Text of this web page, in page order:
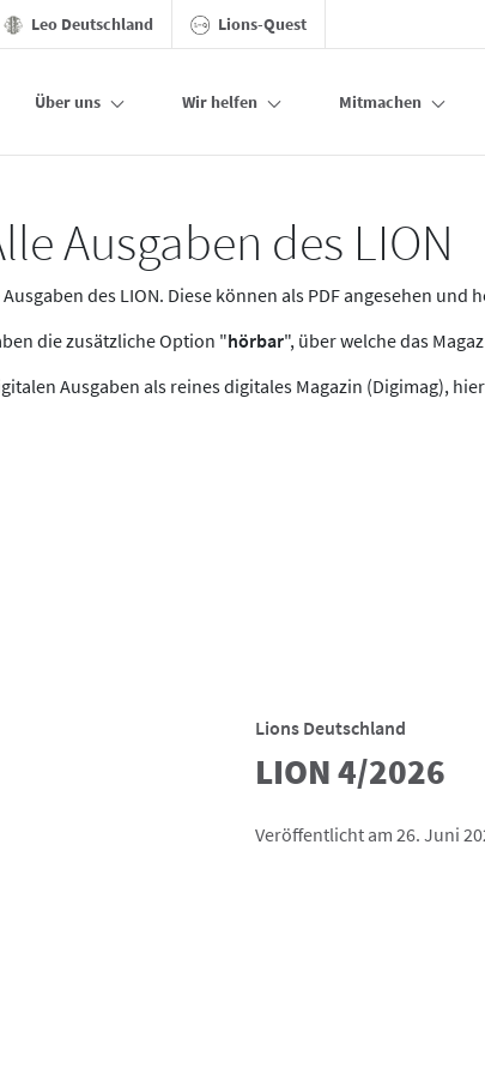
Leo Deutschland Lions-Quest
Über uns Wir helfen Mitmachen
Ausgaben des LION
des LION. Diese können als PDF angesehen und
die zusätzliche Option "hörbar", über welche das
Ausgaben als reines digitales Magazin (Digimag),
Lions Deutschland
LION 4/2026
Veröffentlicht am 26. Juni